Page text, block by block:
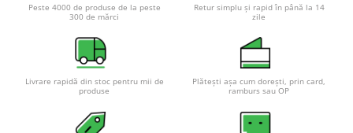
Cabluri de incarcare vehicule
Prize de incarcare vehicule
Turbine eoliene pentru casă
Peste 4000 de produse de la peste
300 de mărci
Retur simplu și rapid în până la 14
zile
Livrare rapidă din stoc pentru mii de
produse
Plătești așa cum dorești, prin card,
ramburs sau OP